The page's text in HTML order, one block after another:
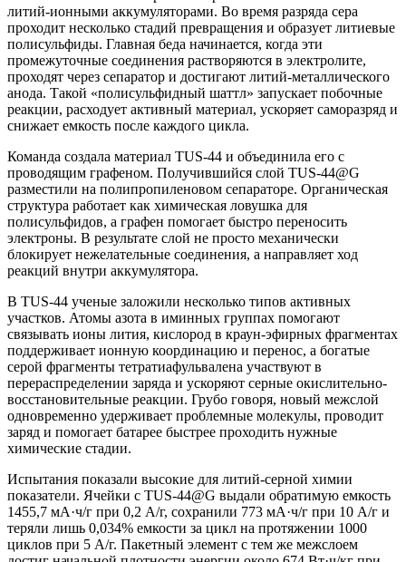
литий-ионными аккумуляторами. Во время разряда сера
проходит несколько стадий превращения и образует литиевые
полисульфиды. Главная беда начинается, когда эти
промежуточные соединения растворяются в электролите,
проходят через сепаратор и достигают литий-металлического
анода. Такой «полисульфидный шаттл» запускает побочные
реакции, расходует активный материал, ускоряет саморазряд и
снижает емкость после каждого цикла.
Команда создала материал TUS-44 и объединила его с
проводящим графеном. Получившийся слой TUS-44@G
разместили на полипропиленовом сепараторе. Органическая
структура работает как химическая ловушка для
полисульфидов, а графен помогает быстро переносить
электроны. В результате слой не просто механически
блокирует нежелательные соединения, а направляет ход
реакций внутри аккумулятора.
В TUS-44 ученые заложили несколько типов активных
участков. Атомы азота в иминных группах помогают
связывать ионы лития, кислород в краун-эфирных фрагментах
поддерживает ионную координацию и перенос, а богатые
серой фрагменты тетратиафульвалена участвуют в
перераспределении заряда и ускоряют серные окислительно-
восстановительные реакции. Грубо говоря, новый межслой
одновременно удерживает проблемные молекулы, проводит
заряд и помогает батарее быстрее проходить нужные
химические стадии.
Испытания показали высокие для литий-серной химии
показатели. Ячейки с TUS-44@G выдали обратимую емкость
1455,7 мА·ч/г при 0,2 А/г, сохранили 773 мА·ч/г при 10 А/г и
теряли лишь 0,034% емкости за цикл на протяжении 1000
циклов при 5 А/г. Пакетный элемент с тем же межслоем